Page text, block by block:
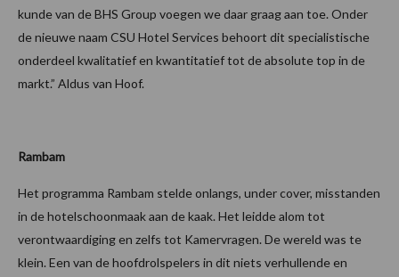
kunde van de BHS Group voegen we daar graag aan toe. Onder
de nieuwe naam CSU Hotel Services behoort dit specialistische
onderdeel kwalitatief en kwantitatief tot de absolute top in de
markt.” Aldus van Hoof.
Rambam
Het programma Rambam stelde onlangs, under cover, misstanden
in de hotelschoonmaak aan de kaak. Het leidde alom tot
verontwaardiging en zelfs tot Kamervragen. De wereld was te
klein. Een van de hoofdrolspelers in dit niets verhullende en